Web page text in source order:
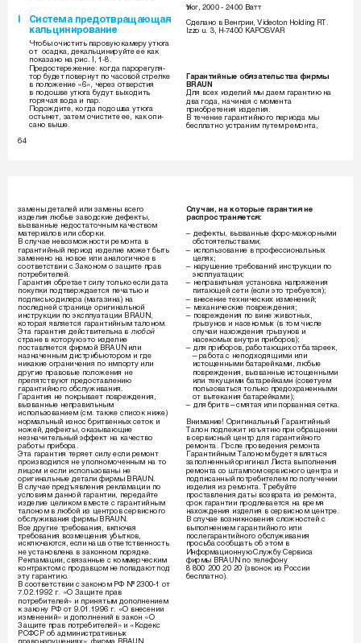
Уг, 2000 - 2400 
I ëËÒÚÂÏ‡ ÔÂ‰ÓÚ‚‡˘‡˛˘‡ﬂ ë‰ÂÎ‡ÌÓ ‚ ÇÂÌ„ËË, Videoton Holding RT.
Í‡Î¸ˆËÌËÓ‚‡ÌËÂ
Izzo u. 3, H-7400 KAPOSVAR
óÚÓ·˚ Ó˜ËÒÚËÚ¸ Ô‡Ó‚Û˛ Í‡ÏÂÛ ÛÚ˛„‡
ÓÚ  ÓÒ‡‰Í‡, ‰ÂÍ‡Î¸ˆËÌËÛÈÚÂ ÂÂ Í‡Í
ÔÓÍ‡Á‡ÌÓ Ì‡ ËÒ. I, 1-8.
èÂ‰ÓÒÚÂÂÊÂÌËÂ: ÍÓ„‰‡ Ô‡ÓÂ„ÛÎﬂ-
ÚÓ ·Û‰ÂÚ ÔÓ‚ÂÌÛÚ ÔÓ ˜‡ÒÓ‚ÓÈ ÒÚÂÎÍÂ
É‡‡ÌÚËÈÌ˚Â Ó·ﬂÁ‡ÚÂÎ¸ÒÚ‚‡ ÙËÏ˚
‚ ÔÓÎÓÊÂÌËÂ «6», ˜ÂÂÁ ÓÚ‚ÂÒÚËﬂ
BRAUN
‚ ÔÓ‰Ó¯‚Â ÛÚ˛„‡ ·Û‰ÛÚ ‚˚ıÓ‰ËÚ¸
ÑÎﬂ ‚ÒÂı ËÁ‰ÂÎËÈ Ï˚ ‰‡ÂÏ „‡‡ÌÚË˛ Ì‡
„Óﬂ˜‡ﬂ ‚Ó‰‡ Ë Ô‡.
‰‚‡ „Ó‰‡, Ì‡˜ËÌ‡ﬂ Ò ÏÓÏÂÌÚ‡
èÓ‰ÓÊ‰ËÚÂ, ÍÓ„‰‡ ÔÓ‰Ó¯‚‡ ÛÚ˛„‡
ÔËÓ·ÂÚÂÌËﬂ ËÁ‰ÂÎËﬂ.
ÓÒÚ˚ÌÂÚ, Á‡ÚÂÏ Ó˜ËÒÚËÚÂ ÂÂ, Í‡Í ÓÔË-
Ç ÚÂ˜ÂÌËÂ „‡‡ÌÚËÈÌÓ„Ó ÔÂËÓ‰‡ Ï˚
Ò‡ÌÓ ‚˚¯Â.
·ÂÒÔÎ‡ÚÌÓ ÛÒÚ‡ÌËÏ ÔÛÚÂÏ ÂÏÓÌÚ‡,
64
Á‡ÏÂÌ˚ ‰ÂÚ‡ÎÂÈ ËÎË Á‡ÏÂÌ˚ ‚ÒÂ„Ó ëÎÛ˜‡Ë, Ì‡ ÍÓÚÓ˚Â „‡‡ÌÚËﬂ ÌÂ
ËÁ‰ÂÎËﬂ Î˛·˚Â Á‡‚Ó‰ÒÍËÂ ‰ÂÙÂÍÚ˚, ‡ÒÔÓÒÚ‡ÌﬂÂÚÒﬂ:
‚˚Á‚‡ÌÌ˚Â ÌÂ‰ÓÒÚ‡ÚÓ˜Ì˚Ï Í‡˜ÂÒÚ‚ÓÏ
Ï‡ÚÂË‡ÎÓ‚ ËÎË Ò·ÓÍË.
– ‰ÂÙÂÍÚ˚, ‚˚Á‚‡ÌÌ˚Â ÙÓÒ-Ï‡ÊÓÌ˚ÏË
Ç ÒÎÛ˜‡Â ÌÂ‚ÓÁÏÓÊÌÓÒÚË ÂÏÓÌÚ‡ ‚
Ó·ÒÚÓﬂÚÂÎ¸ÒÚ‚‡ÏË;
„‡‡ÌÚËÈÌ˚È ÔÂËÓ‰ ËÁ‰ÂÎËÂ ÏÓÊÂÚ ·˚Ú¸
– ËÒÔÓÎ¸ÁÓ‚‡ÌËÂ ‚ ÔÓÙÂÒÒËÓÌ‡Î¸Ì˚ı
Á‡ÏÂÌÂÌÓ Ì‡ ÌÓ‚ÓÂ ËÎË ‡Ì‡ÎÓ„Ë˜ÌÓÂ ‚
ˆÂÎﬂı;
ÒÓÓÚ‚ÂÚÒÚ‚ËË Ò á‡ÍÓÌÓÏ Ó Á‡˘ËÚÂ Ô‡‚ – Ì‡Û¯ÂÌËÂ ÚÂ·Ó‚‡ÌËÈ ËÌÒÚÛÍˆËË ÔÓ
ÔÓÚÂ·ËÚÂÎÂÈ.
˝ÍÒÔÎÛ‡Ú‡ˆËË;
É‡‡ÌÚËﬂ Ó·ÂÚ‡ÂÚ ÒËÎÛ ÚÓÎ¸ÍÓ ÂÒÎË ‰‡Ú‡
– ÌÂÔ‡‚ËÎ¸Ì‡ﬂ ÛÒÚ‡ÌÓ‚Í‡ Ì‡ÔﬂÊÂÌËﬂ
ÔÓÍÛÔÍË ÔÓ‰Ú‚ÂÊ‰‡ÂÚÒﬂ ÔÂ˜‡Ú¸˛ Ë
ÔËÚ‡˛˘ÂÈ ÒÂÚË (ÂÒÎË ˝ÚÓ ÚÂ·ÛÂÚÒﬂ);
ÔÓ‰ÔËÒ¸˛ ‰ËÎÂ‡ (Ï‡„‡ÁËÌ‡) Ì‡
– ‚ÌÂÒÂÌËÂ ÚÂıÌË˜ÂÒÍËı ËÁÏÂÌÂÌËÈ;
ÔÓÒÎÂ‰ÌÂÈ ÒÚ‡ÌËˆÂ ÓË„ËÌ‡Î¸ÌÓÈ
– ÏÂı‡ÌË˜ÂÒÍËÂ ÔÓ‚ÂÊ‰ÂÌËﬂ;
ËÌÒÚÛÍˆËË ÔÓ ˝ÍÒÔÎÛ‡Ú‡ˆËË BRAUN,
– ÔÓ‚ÂÊ‰ÂÌËﬂ ÔÓ ‚ËÌÂ ÊË‚ÓÚÌ˚ı,
ÍÓÚÓ‡ﬂ ﬂ‚ÎﬂÂÚÒﬂ „‡‡ÌÚËÈÌ˚Ï Ú‡ÎÓÌÓÏ.
„˚ÁÛÌÓ‚ Ë Ì‡ÒÂÍÓÏ˚ı (‚ ÚÓÏ ˜ËÒÎÂ
ùÚ‡ „‡‡ÌÚËﬂ ‰ÂÈÒÚ‚ËÚÂÎ¸Ì‡ ‚ Î˛·ÓÈ
ÒÎÛ˜‡Ë Ì‡ıÓÊ‰ÂÌËﬂ „˚ÁÛÌÓ‚ Ë
ÒÚ‡ÌÂ ‚ ÍÓÚÓÛ˛ ˝ÚÓ ËÁ‰ÂÎËÂ
Ì‡ÒÂÍÓÏ˚ı ‚ÌÛÚË ÔË·ÓÓ‚);
ÔÓÒÚ‡‚ÎﬂÂÚÒﬂ ÙËÏÓÈ BRAUN ËÎË – ‰Îﬂ ÔË·ÓÓ‚, ‡·ÓÚ‡˛˘Ëı ÓÚ ·‡Ú‡ÂÂÍ,
Ì‡ÁÌ‡˜ÂÌÌ˚Ï ‰ËÒÚË·¸˛ÚÓÓÏ Ë „‰Â
– ‡·ÓÚ‡ Ò ÌÂÔÓ‰ıÓ‰ﬂ˘ËÏË ËÎË
ÌËÍ‡ÍËÂ Ó„‡ÌË˜ÂÌËﬂ ÔÓ ËÏÔÓÚÛ ËÎË
ËÒÚÓ˘ÂÌÌ˚ÏË ·‡Ú‡ÂÈÍ‡ÏË, Î˛·˚Â
‰Û„ËÂ Ô‡‚Ó‚˚Â ÔÓÎÓÊÂÌËﬂ ÌÂ
ÔÓ‚ÂÊ‰ÂÌËﬂ, ‚˚Á‚‡ÌÌ˚Â ËÒÚÓ˘ÂÌÌ˚ÏË
ÔÂÔﬂÚÒÚ‚Û˛Ú ÔÂ‰ÓÒÚ‡‚ÎÂÌË˛
ËÎË ÚÂÍÛ˘ËÏË ·‡Ú‡ÂÈÍ‡ÏË (ÒÓ‚ÂÚÛÂÏ
„‡‡ÌÚËÈÌÓ„Ó Ó·ÒÎÛÊË‚‡ÌËﬂ.
ÔÓÎ¸ÁÓ‚‡Ú¸Òﬂ ÚÓÎ¸ÍÓ ÔÂ‰Óı‡ÌÂÌÌ˚ÏË
É‡‡ÌÚËﬂ ÌÂ ÔÓÍ˚‚‡ÂÚ ÔÓ‚ÂÊ‰ÂÌËﬂ,
ÓÚ ‚˚ÚÂÍ‡ÌËﬂ ·‡Ú‡ÂÈÍ‡ÏË);
‚˚Á‚‡ÌÌ˚Â ÌÂÔ‡‚ËÎ¸Ì˚Ï
– ‰Îﬂ ·ËÚ‚ – ÒÏﬂÚ‡ﬂ ËÎË ÔÓ‚‡ÌÌ‡ﬂ ÒÂÚÍ‡.
ËÒÔÓÎ¸ÁÓ‚‡ÌËÂÏ (ÒÏ. Ú‡ÍÊÂ ÒÔËÒÓÍ ÌËÊÂ)
ÌÓÏ‡Î¸Ì˚È ËÁÌÓÒ ·ËÚ‚ÂÌÌ˚ı ÒÂÚÓÍ Ë ÇÌËÏ‡ÌËÂ! éË„ËÌ‡Î¸Ì˚È É‡‡ÌÚËÈÌ˚È
ÌÓÊÂÈ, ‰ÂÙÂÍÚ˚, ÓÍ‡Á˚‚‡˛˘ËÂ
í‡ÎÓÌ ÔÓ‰ÎÂÊËÚ ËÁ˙ﬂÚË˛ ÔË Ó·‡˘ÂÌËË
ÌÂÁÌ‡˜ËÚÂÎ¸Ì˚È ˝ÙÙÂÍÚ Ì‡ Í‡˜ÂÒÚ‚Ó ‚ ÒÂ‚ËÒÌ˚È ˆÂÌÚ ‰Îﬂ „‡‡ÌÚËÈÌÓ„Ó
‡·ÓÚ˚ ÔË·Ó‡. ÂÏÓÌÚ‡. èÓÒÎÂ ÔÓ‚Â‰ÂÌËﬂ ÂÏÓÌÚ‡
ùÚ‡ „‡‡ÌÚËﬂ ÚÂﬂÂÚ ÒËÎÛ ÂÒÎË ÂÏÓÌÚ
É‡‡ÌÚËÈÌ˚Ï í‡ÎÓÌÓÏ ·Û‰ÂÚ ﬂ‚ÎﬂÚ¸Òﬂ
ÔÓËÁ‚Ó‰ËÎÒﬂ ÌÂ ÛÔÓÎÌÓÏÓ˜ÂÌÌ˚Ï Ì‡ ÚÓ
Á‡ÔÓÎÌÂÌÌ˚È ÓË„ËÌ‡Î ãËÒÚ‡ ‚˚ÔÓÎÌÂÌËﬂ
ÎËˆÓÏ Ë ÂÒÎË ËÒÔÓÎ¸ÁÓ‚‡Ì˚ ÌÂ
ÂÏÓÌÚ‡ ÒÓ ¯Ú‡ÏÔÓÏ ÒÂ‚ËÒÌÓ„Ó ˆÂÌÚ‡ Ë
ÓË„ËÌ‡Î¸Ì˚Â ‰ÂÚ‡ÎË ÙËÏ˚ BRAUN.
ÔÓ‰ÔËÒ‡ÌÌ˚È ÔÓÚÂ·ËÚÂÎÂÏ ÔÓ ÔÓÎÛ˜ÂÌËË
Ç ÒÎÛ˜‡Â ÔÂ‰˙ﬂ‚ÎÂÌËﬂ ÂÍÎ‡Ï‡ˆËË ÔÓ
ËÁ‰ÂÎËﬂ ËÁ ÂÏÓÌÚ‡. íÂ·ÛÈÚÂ
ÛÒÎÓ‚ËﬂÏ ‰‡ÌÌÓÈ „‡‡ÌÚËË, ÔÂÂ‰‡ÈÚÂ
ÔÓÒÚ‡‚ÎÂÌËﬂ ‰‡Ú˚ ‚ÓÁ‚‡Ú‡ ËÁ ÂÏÓÌÚ‡,
ËÁ‰ÂÎËÂ ˆÂÎËÍÓÏ ‚ÏÂÒÚÂ Ò „‡‡ÌÚËÈÌ˚Ï
ÒÓÍ „‡‡ÌÚËË ÔÓ‰ÎÂ‚‡ÂÚÒﬂ Ì‡ ‚ÂÏﬂ
Ú‡ÎÓÌÓÏ ‚ Î˛·ÓÈ ËÁ ˆÂÌÚÓ‚ ÒÂ‚ËÒÌÓ„Ó
Ì‡ıÓÊ‰ÂÌËﬂ ËÁ‰ÂÎËﬂ ‚ ÒÂ‚ËÒÌÓÏ ˆÂÌÚÂ.
Ó·ÒÎÛÊË‚‡ÌËﬂ ÙËÏ˚ BRAUN. Ç ÒÎÛ˜‡Â ‚ÓÁÌËÍÌÓ‚ÂÌËﬂ ÒÎÓÊÌÓÒÚÂÈ Ò
ÇÒÂ ‰Û„ËÂ ÚÂ·Ó‚‡ÌËﬂ, ‚ÍÎ˛˜‡ﬂ
‚˚ÔÓÎÌÂÌËÂÏ „‡‡ÌÚËÈÌÓ„Ó ËÎË
ÚÂ·Ó‚‡ÌËﬂ ‚ÓÁÏÂ˘ÂÌËﬂ Û·˚ÚÍÓ‚,
ÔÓÒÎÂ„‡‡ÌÚËÈÌÓ„Ó Ó·ÒÎÛÊË‚‡ÌËﬂ
ËÒÍÎ˛˜‡˛ÚÒﬂ, ÂÒÎË Ì‡¯‡ ÓÚ‚ÂÚÒÚ‚ÂÌÌÓÒÚ¸
ÔÓÒ¸·‡ ÒÓÓ·˘‡Ú¸ Ó· ˝ÚÓÏ ‚
ÌÂ ÛÒÚ‡ÌÓ‚ÎÂÌ‡ ‚ Á‡ÍÓÌÌÓÏ ÔÓﬂ‰ÍÂ.
àÌÙÓÏ‡ˆËÓÌÌÛ˛ ëÎÛÊ·Û ëÂ‚ËÒ‡
êÂÍÎ‡Ï‡ˆËË, Ò‚ﬂÁ‡ÌÌ˚Â Ò ÍÓÏÏÂ˜ÂÒÍËÏ
ÙËÏ˚ BRAUN ÔÓ ÚÂÎÂÙÓÌÛ
ÍÓÌÚ‡ÍÚÓÏ Ò ÔÓ‰‡‚ˆÓÏ ÌÂ ÔÓÔ‡‰‡˛Ú ÔÓ‰
8 800 200 20 20 (Á‚ÓÌÓÍ ËÁ êÓÒÒËË
˝ÚÛ „‡‡ÌÚË˛.
·ÂÒÔÎ‡ÚÌÓ).
Ç ÒÓÓÚ‚ÂÚÒÚ‚ËË Ò Á‡ÍÓÌÓÏ êî ‹ 2300-1 ÓÚ
7.02.1992 „. «é á‡˘ËÚÂ Ô‡‚
ÔÓÚÂ·ËÚÂÎÂÈ» Ë ÔËÌﬂÚ˚Ï ‰ÓÔÓÎÌÂÌËÂÏ
Í Á‡ÍÓÌÛ êî ÓÚ 9.01.1996 „. «é ‚ÌÂÒÂÌËË
ËÁÏÂÌÂÌËÈ» Ë ‰ÓÔÓÎÌÂÌËÈ ‚ Á‡ÍÓÌ «é
á‡˘ËÚÂ Ô‡‚ ÔÓÚÂ·ËÚÂÎÂÈ» Ë «äÓ‰ÂÍÒ
êëîëê Ó· ‡‰ÏËÌËÒÚ‡ÚË‚Ì˚ı